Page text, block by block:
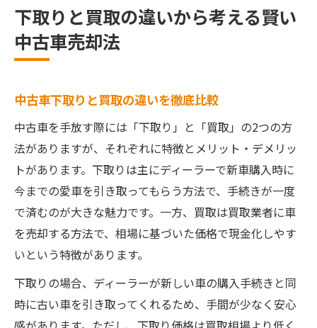
下取りと買取の違いから考える賢い
中古車売却法
中古車下取りと買取の違いを徹底比較
中古車を手放す際には「下取り」と「買取」の2つの方
法がありますが、それぞれに特徴とメリット・デメリッ
トがあります。下取りは主にディーラーで新車購入時に
今までの愛車を引き取ってもらう方法で、手続きが一度
で済むのが大きな魅力です。一方、買取は買取業者に車
を売却する方法で、相場に基づいた価格で現金化しやす
いという特徴があります。
下取りの場合、ディーラーが新しい車の購入手続きと同
時に古い車を引き取ってくれるため、手間が少なく安心